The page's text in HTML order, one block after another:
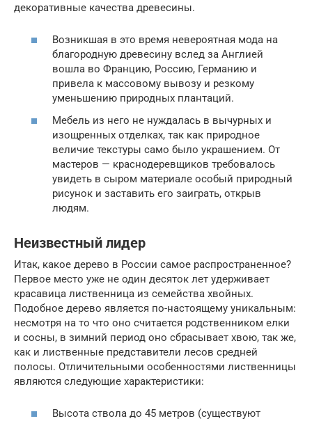
декоративные качества древесины.
Возникшая в это время невероятная мода на
благородную древесину вслед за Англией
вошла во Францию, Россию, Германию и
привела к массовому вывозу и резкому
уменьшению природных плантаций.
Мебель из него не нуждалась в вычурных и
изощренных отделках, так как природное
величие текстуры само было украшением. От
мастеров — краснодеревщиков требовалось
увидеть в сыром материале особый природный
рисунок и заставить его заиграть, открыв
людям.
Неизвестный лидер
Итак, какое дерево в России самое распространенное?
Первое место уже не один десяток лет удерживает
красавица лиственница из семейства хвойных.
Подобное дерево является по-настоящему уникальным:
несмотря на то что оно считается родственником елки
и сосны, в зимний период оно сбрасывает хвою, так же,
как и лиственные представители лесов средней
полосы. Отличительными особенностями лиственницы
являются следующие характеристики:
Высота ствола до 45 метров (существуют